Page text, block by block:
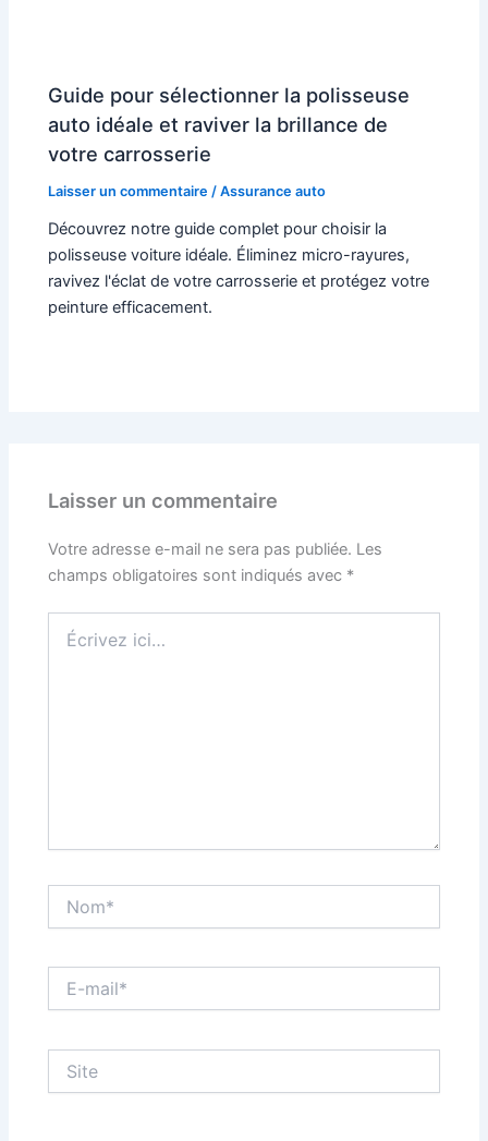
Guide pour sélectionner la polisseuse
auto idéale et raviver la brillance de
votre carrosserie
Laisser un commentaire /Assurance auto
Découvrez notre guide complet pour choisir la
polisseuse voiture idéale. Éliminez micro-rayures,
ravivez l'éclat de votre carrosserie et protégez votre
peinture efficacement.
Laisser un commentaire
Votre adresse e-mail ne sera pas publiée. Les
champs obligatoires sont indiqués avec *
ici…
mail*